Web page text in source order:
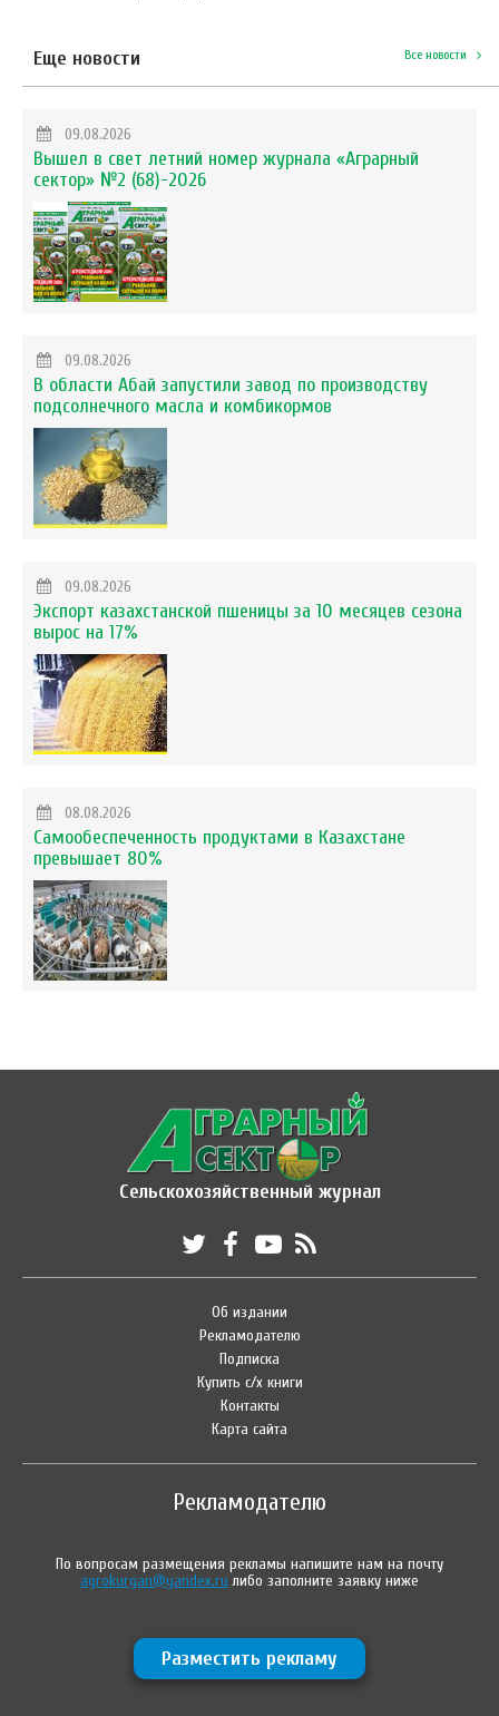
Еще новости Все новости
09.08.2026
Вышел в свет летний номер журнала «Аграрный
сектор» №2 (68)-2026
09.08.2026
В области Абай запустили завод по производству
подсолнечного масла и комбикормов
09.08.2026
Экспорт казахстанской пшеницы за 10 месяцев сезона
вырос на 17%
08.08.2026
Самообеспеченность продуктами в Казахстане
превышает 80%
Сельскохозяйственный журнал
Об издании
Рекламодателю
Подписка
Купить с/х книги
Контакты
Карта сайта
Рекламодателю
По вопросам размещения рекламы напишите нам на почту
agrokurgan@yandex.ru либо заполните заявку ниже
Разместить рекламу